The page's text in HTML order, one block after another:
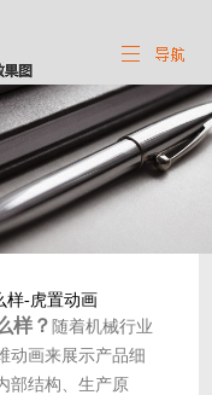
样-虎置动画
样？随着机械行业
动画来展示产品细
部结构、生产原